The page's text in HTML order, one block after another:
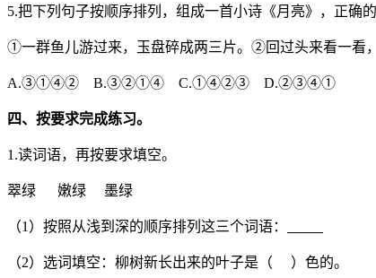
5.把下列句子按顺序排列，组成一首小诗《月亮》，正确
①一群鱼儿游过来，玉盘碎成两三片。②回过头来看一看
A.③①④② B.③②①④ C.①④②③ D.②③④①
四、按要求完成练习。
1.读词语，再按要求填空。
翠绿 嫩绿 墨绿
（1）按照从浅到深的顺序排列这三个词语：
（2）选词填空：柳树新长出来的叶子是（ ）色的。